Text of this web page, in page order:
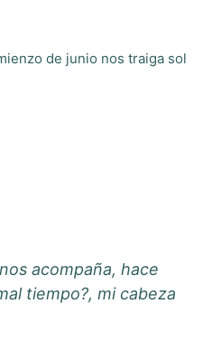
de junio nos traiga sol
acompaña, hace
tiempo?, mi cabeza